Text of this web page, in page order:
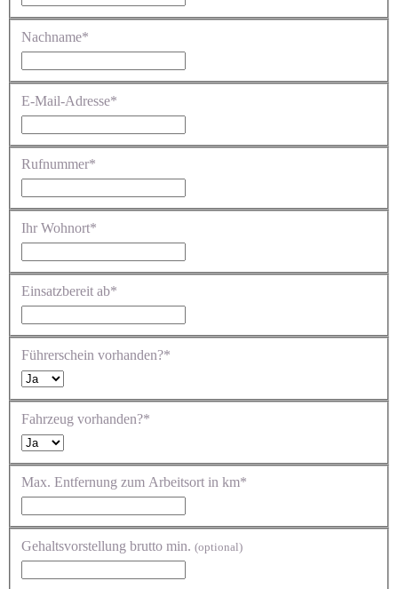
Nachname*
E-Mail-Adresse*
Rufnummer*
Ihr Wohnort*
Einsatzbereit ab*
Führerschein vorhanden?*
Fahrzeug vorhanden?*
Max. Entfernung zum Arbeitsort in km*
Gehaltsvorstellung brutto min. (optional)